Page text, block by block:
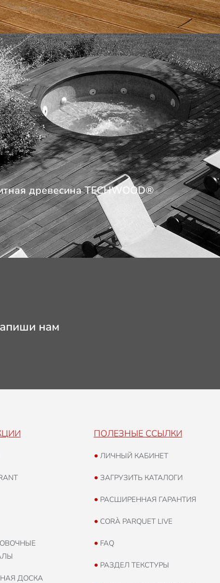
древесина TECHWOOD®
нам
ДОСКА
ПОЛЕЗНЫЕ ССЫЛКИ
• ЛИЧНЫЙ КАБИНЕТ
• ЗАГРУЗИТЬ КАТАЛОГИ
• РАСШИРЕННАЯ ГАРАНТИЯ
• CORÀ PARQUET LIVE
• FAQ
• РАЗДЕЛ ТЕКСТУРЫ